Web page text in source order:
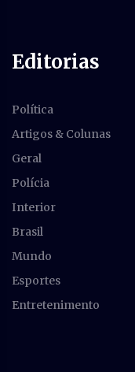
Editorias
Política
Artigos & Colunas
Geral
Polícia
Interior
Brasil
Mundo
Esportes
Entretenimento